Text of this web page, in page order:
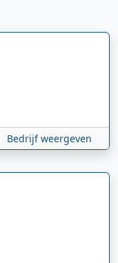
Bedrijf weergeven